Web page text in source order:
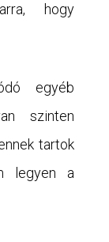
hogy
egyéb
szinten
tartok
legyen a